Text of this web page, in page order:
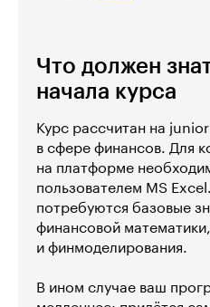
Что должен
начала курса
Курс рассчитан на
в сфере финансов. Для
на платформе
пользователем MS
потребуются базовые
финансовой
и финмоделирования.
В ином случае ваш